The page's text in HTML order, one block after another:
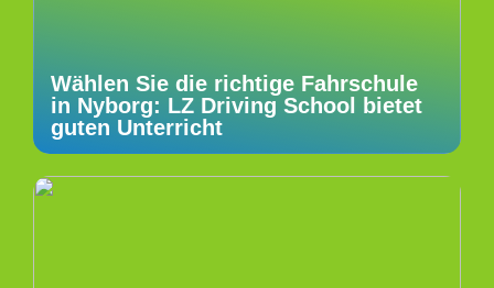
Wählen Sie die richtige Fahrschule
in Nyborg: LZ Driving School bietet
guten Unterricht